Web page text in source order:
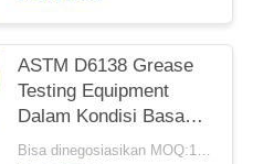
ASTM D6138 Grease
Testing Equipment
Dalam Kondisi Basah
Dinamis (Uji Emcor)
Bisa dinegosiasikan MOQ:1 set Peralatan Pengujian Gemuk ASTM D6138